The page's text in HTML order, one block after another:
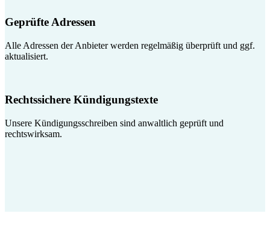
Geprüfte Adressen
Alle Adressen der Anbieter werden regelmäßig überprüft und ggf.
aktualisiert.
Rechtssichere Kündigungstexte
Unsere Kündigungsschreiben sind anwaltlich geprüft und
rechtswirksam.